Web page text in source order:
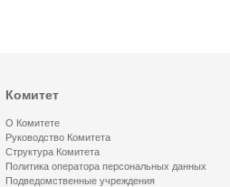
Комитет
О Комитете
Руководство Комитета
Структура Комитета
Политика оператора персональных данных
Подведомственные учреждения